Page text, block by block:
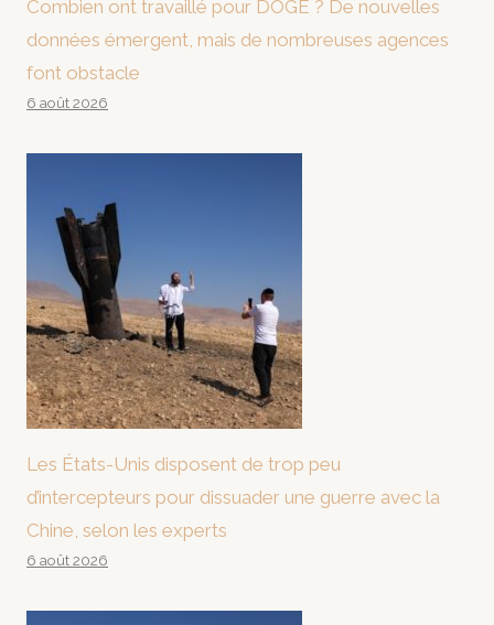
Combien ont travaillé pour DOGE ? De nouvelles
données émergent, mais de nombreuses agences
font obstacle
6 août 2026
Les États-Unis disposent de trop peu
d’intercepteurs pour dissuader une guerre avec la
Chine, selon les experts
6 août 2026